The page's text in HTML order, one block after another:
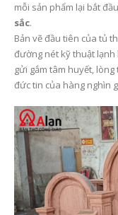
mỗi sản phẩm lại bắt
sắc.
Bản vẽ đầu tiên của tủ
đường nét kỹ thuật
gửi gắm tâm huyết,
đức tin của hàng nghìn
Các Mùa
Giáo
Bí Tích Thánh
Nguồn Sống
Sức Mạnh Gắn
Đình Công
6 Tháng 7, 2026
Bí Tích Thánh
Nguồn Sống
Sức Mạnh Gắn
Đình Công
6 Tháng 7, 2026